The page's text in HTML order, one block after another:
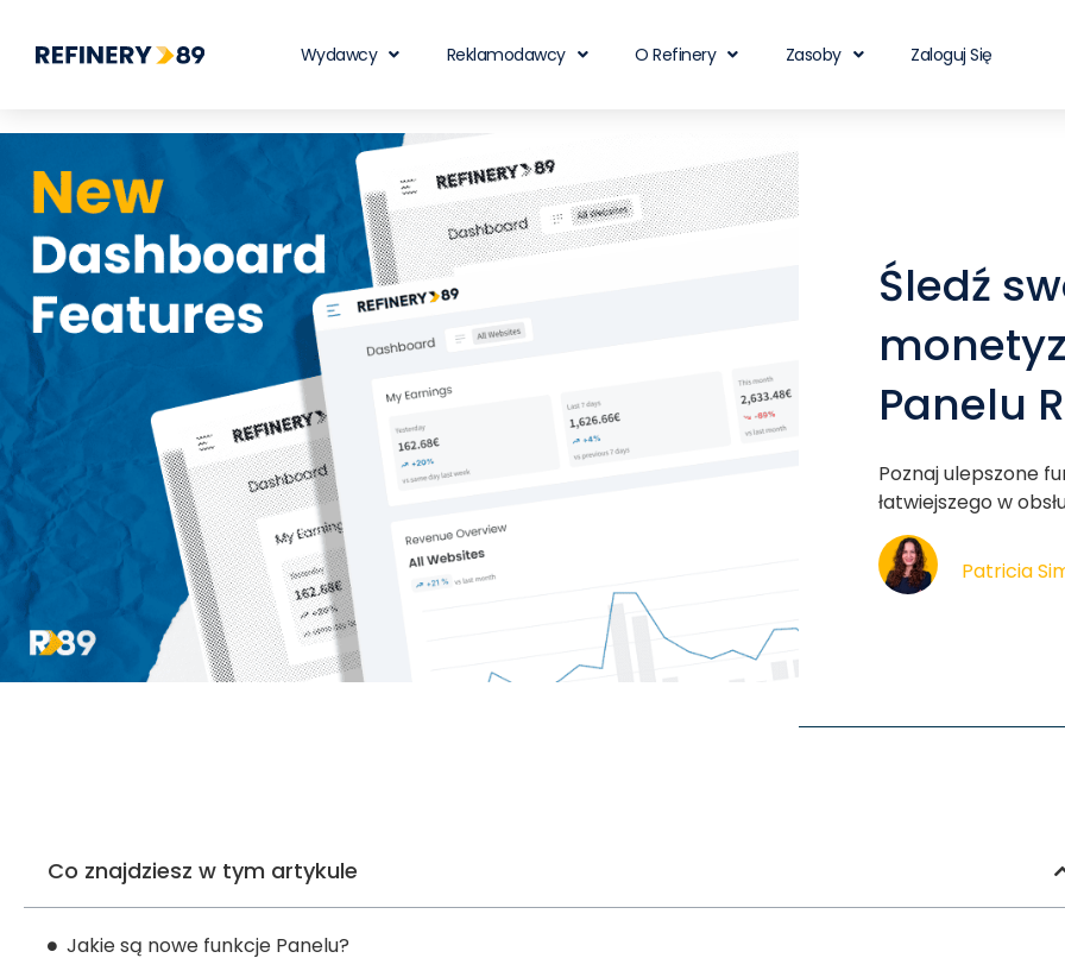
Wydawcy Reklamodawcy O Refinery Zasoby Zaloguj Się
Śledź
Panelu
Poznaj ulepszone
łatwiejszego w
Patricia
Co znajdziesz w tym artykule
Jakie są nowe funkcje Panelu?